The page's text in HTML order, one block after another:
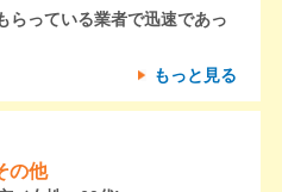
らっている業者で迅速であっ
もっと見る
の他